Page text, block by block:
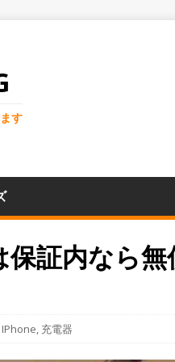
す
証内なら無
IPhone, 充電器